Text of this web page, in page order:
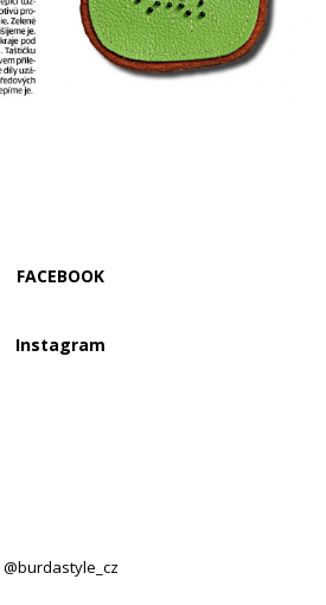
FACEBOOK
Instagram
@burdastyle_cz